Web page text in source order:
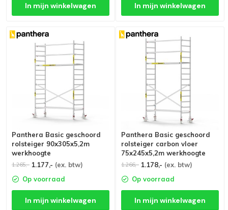
In mijn winkelwagen In mijn winkelwagen
Panthera Basic geschoord
rolsteiger 90x305x5,2m
werkhoogte
1.265,- 1.177,- (ex. btw)
Op voorraad
In mijn winkelwagen
Panthera Basic geschoord
rolsteiger carbon vloer
75x245x5,2m werkhoogte
1.266,- 1.178,- (ex. btw)
Op voorraad
In mijn winkelwagen